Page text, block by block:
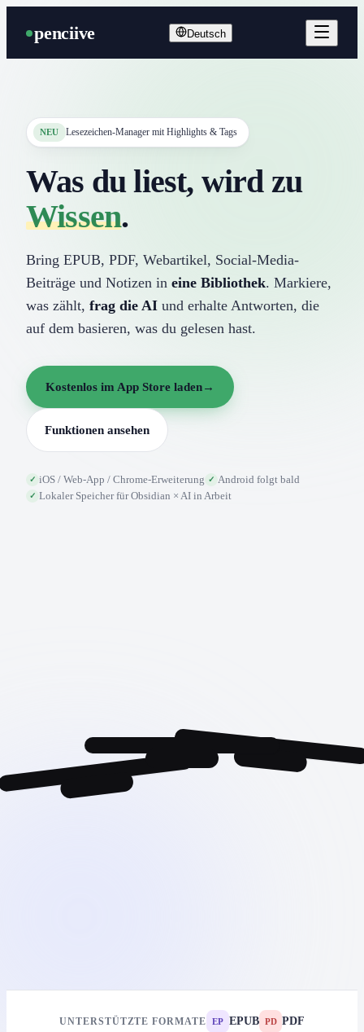
penciive Deutsch
NEU Lesezeichen-Manager mit Highlights & Tags
Was du liest, wird zu
Wissen.
Bring EPUB, PDF, Webartikel, Social-Media-
Beiträge und Notizen in eine Bibliothek. Markiere,
was zählt, frag die AI und erhalte Antworten, die
auf dem basieren, was du gelesen hast.
Kostenlos im App Store laden→
Funktionen ansehen
✓ iOS / Web-App / Chrome-Erweiterung ✓ Android folgt bald
✓ Lokaler Speicher für Obsidian × AI in Arbeit
UNTERSTÜTZTE FORMATE EP EPUB PD PDF